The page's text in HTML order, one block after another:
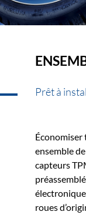
Prêt à
Économiser
ensemble
capteurs
roues